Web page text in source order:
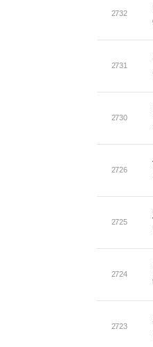
2732
2731
2730
2726
2725
2724
2723